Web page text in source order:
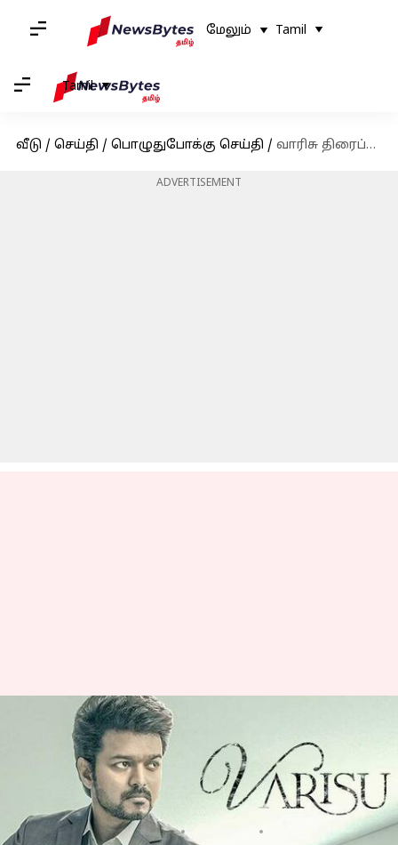
மேலும் Tamil
Tamil
வீடு / செய்தி / பொழுதுபோக்கு செய்தி / வாரிசு திரைப்படம் பிரைம் வீடியோவில், பிப்.,22 அன்று வெளியாகும் என அறிவிப்பு
ADVERTISEMENT
வாரிசு திரைப்படம் பிரைம்
வீடியோவில், பிப்.,22
அன்று வெளியாகும் என
அறிவிப்பு
எழுதியவர் Venkatalakshmi V